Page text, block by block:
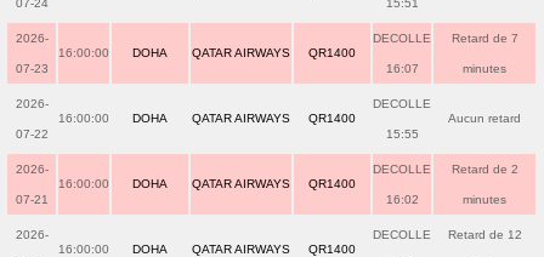
07-24 15:51
2026-
07-23
16:00:00 DOHA QATAR AIRWAYS QR1400
DECOLLE
16:07
Retard de 7
minutes
2026-
07-22
16:00:00 DOHA QATAR AIRWAYS QR1400
DECOLLE
15:55
Aucun retard
2026-
07-21
16:00:00 DOHA QATAR AIRWAYS QR1400
DECOLLE
16:02
Retard de 2
minutes
2026-
16:00:00 DOHA QATAR AIRWAYS QR1400
DECOLLE Retard de 12